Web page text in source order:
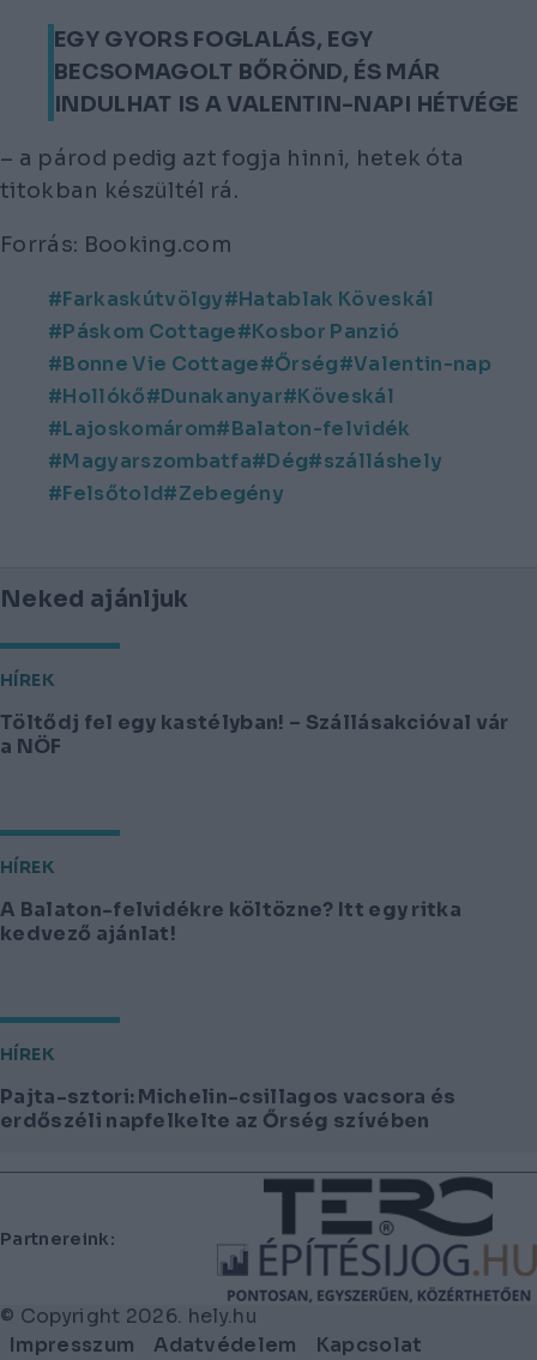
EGY GYORS FOGLALÁS, EGY
BECSOMAGOLT BŐRÖND, ÉS MÁR
INDULHAT IS A VALENTIN-NAPI HÉTVÉGE
– a párod pedig azt fogja hinni, hetek óta
titokban készültél rá.
Forrás: Booking.com
Farkaskútvölgy
Hatablak Köveskál
Páskom Cottage
Kosbor Panzió
Bonne Vie Cottage
Őrség
Valentin-nap
Hollókő
Dunakanyar
Köveskál
Lajoskomárom
Balaton-felvidék
Magyarszombatfa
Dég
szálláshely
Felsőtold
Zebegény
Neked ajánljuk
HÍREK
Töltődj fel egy kastélyban! – Szállásakcióval vár
a NÖF
HÍREK
A Balaton-felvidékre költözne? Itt egy ritka
kedvező ajánlat!
HÍREK
Pajta-sztori: Michelin-csillagos vacsora és
erdőszéli napfelkelte az Őrség szívében
Lábléc
Partnereink:
© Copyright 2026. hely.hu
Lábléc
Impresszum Adatvédelem
Kapcsolat